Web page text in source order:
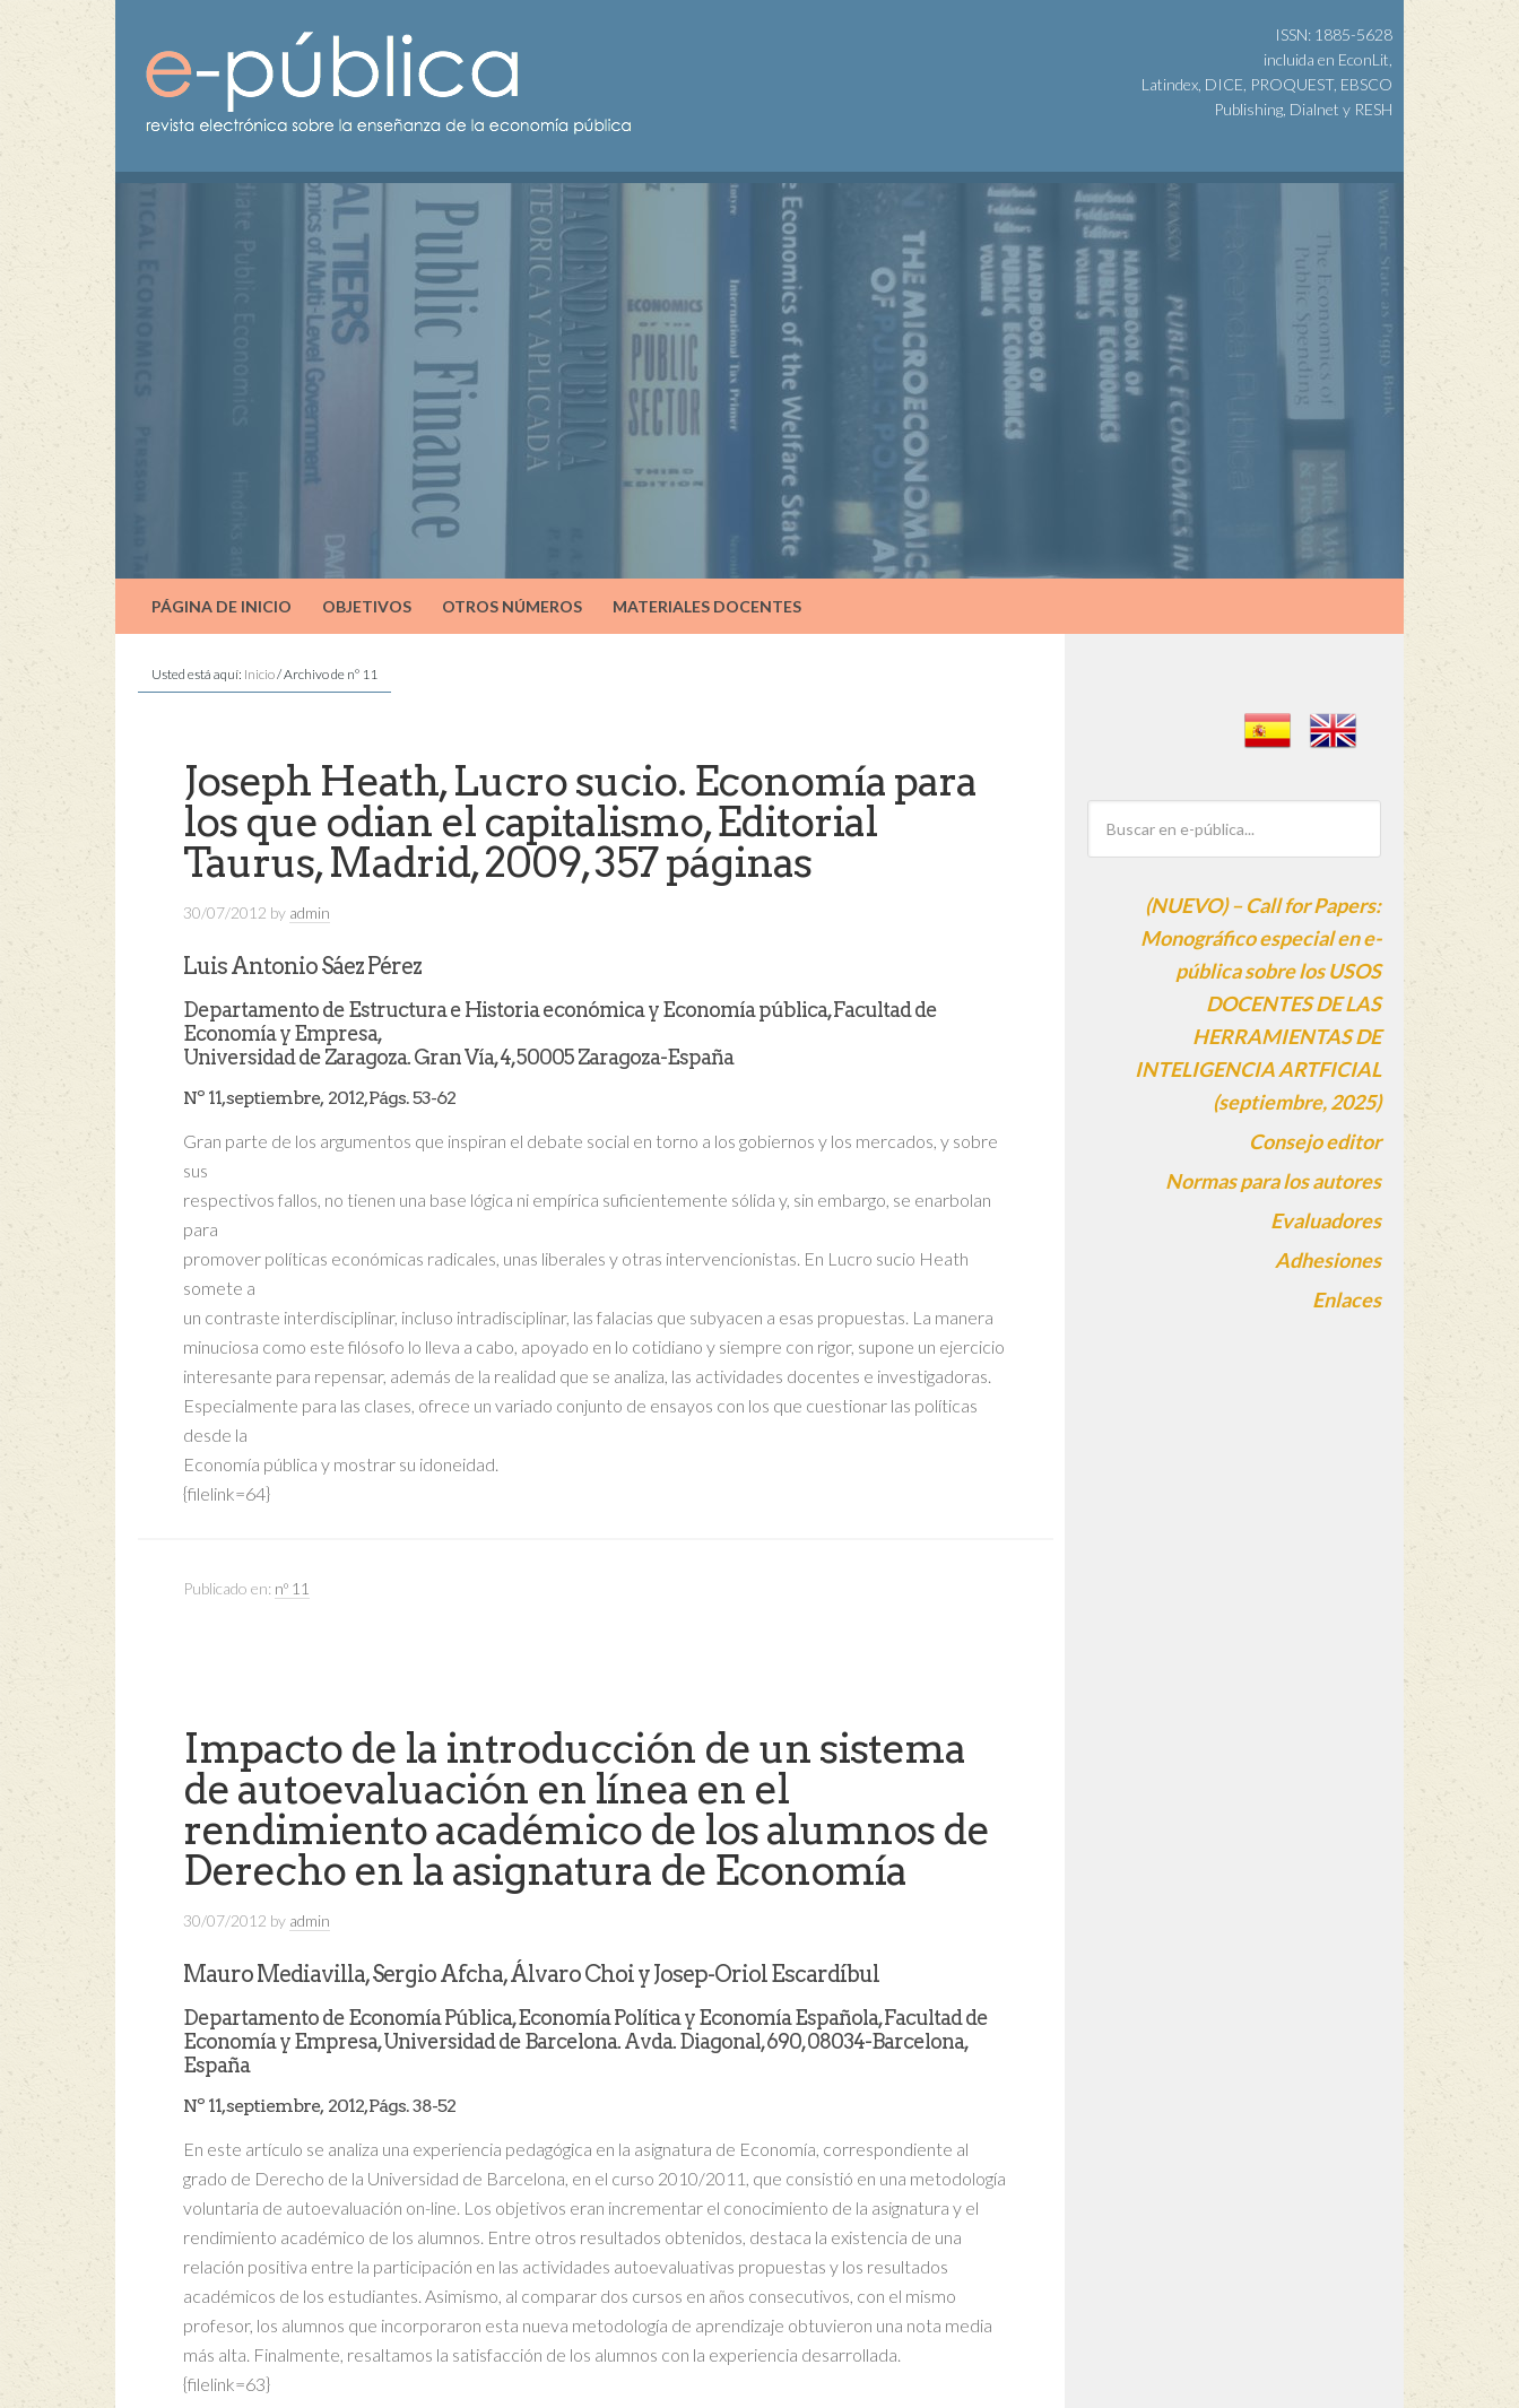
ISSN: 1885-5628
incluida en EconLit,
Latindex, DICE, PROQUEST, EBSCO
Publishing, Dialnet y RESH
PÁGINA DE INICIO OBJETIVOS OTROS NÚMEROS MATERIALES DOCENTES
Usted está aquí: Inicio/Archivo de nº 11
Joseph Heath, Lucro sucio. Economía para
los que odian el capitalismo, Editorial
Taurus, Madrid, 2009, 357 páginas
30/07/2012 by admin
Luis Antonio Sáez Pérez
Departamento de Estructura e Historia económica y Economía pública, Facultad de
Economía y Empresa,
Universidad de Zaragoza. Gran Vía, 4, 50005 Zaragoza-España
Nº 11, septiembre, 2012, Págs. 53-62
Gran parte de los argumentos que inspiran el debate social en torno a los gobiernos y los mercados, y sobre
sus
respectivos fallos, no tienen una base lógica ni empírica suficientemente sólida y, sin embargo, se enarbolan
para
promover políticas económicas radicales, unas liberales y otras intervencionistas. En Lucro sucio Heath
somete a
un contraste interdisciplinar, incluso intradisciplinar, las falacias que subyacen a esas propuestas. La manera
minuciosa como este filósofo lo lleva a cabo, apoyado en lo cotidiano y siempre con rigor, supone un ejercicio
interesante para repensar, además de la realidad que se analiza, las actividades docentes e investigadoras.
Especialmente para las clases, ofrece un variado conjunto de ensayos con los que cuestionar las políticas
desde la
Economía pública y mostrar su idoneidad.
{filelink=64}
Publicado en: nº 11
Impacto de la introducción de un sistema
de autoevaluación en línea en el
rendimiento académico de los alumnos de
Derecho en la asignatura de Economía
30/07/2012 by admin
Mauro Mediavilla, Sergio Afcha, Álvaro Choi y Josep-Oriol Escardíbul
Departamento de Economía Pública, Economía Política y Economía Española, Facultad de
Economía y Empresa, Universidad de Barcelona. Avda. Diagonal, 690, 08034-Barcelona,
España
Nº 11, septiembre, 2012, Págs. 38-52
En este artículo se analiza una experiencia pedagógica en la asignatura de Economía, correspondiente al
grado de Derecho de la Universidad de Barcelona, en el curso 2010/2011, que consistió en una metodología
voluntaria de autoevaluación on-line. Los objetivos eran incrementar el conocimiento de la asignatura y el
rendimiento académico de los alumnos. Entre otros resultados obtenidos, destaca la existencia de una
relación positiva entre la participación en las actividades autoevaluativas propuestas y los resultados
académicos de los estudiantes. Asimismo, al comparar dos cursos en años consecutivos, con el mismo
profesor, los alumnos que incorporaron esta nueva metodología de aprendizaje obtuvieron una nota media
más alta. Finalmente, resaltamos la satisfacción de los alumnos con la experiencia desarrollada.
{filelink=63}
(NUEVO) – Call for Papers:
Monográfico especial en e-
pública sobre los USOS
DOCENTES DE LAS
HERRAMIENTAS DE
INTELIGENCIA ARTFICIAL
(septiembre, 2025)
Consejo editor
Normas para los autores
Evaluadores
Adhesiones
Enlaces